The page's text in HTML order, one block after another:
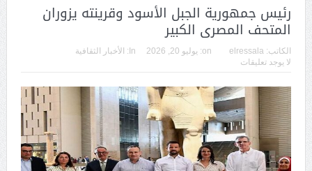
رئيس جمهورية الجبل الأسود وقرينته يزوران
المتحف المصرى الكبير
الكاتب: elressala
on: يوليو 20, 2026 In:
الأخبار الثقافية
لا يوجد تعليقات